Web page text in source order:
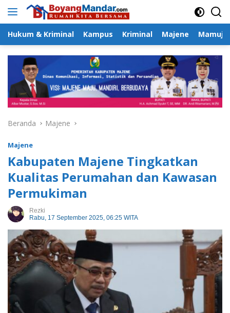
Langsung
Hukum & Kriminal Kampus Kriminal Majene Mamuju
Beranda Majene
Majene
Kabupaten Majene Tingkatkan
Kualitas Perumahan dan Kawasan
Permukiman
Rezki
Rabu, 17 September 2025, 06:25 WITA